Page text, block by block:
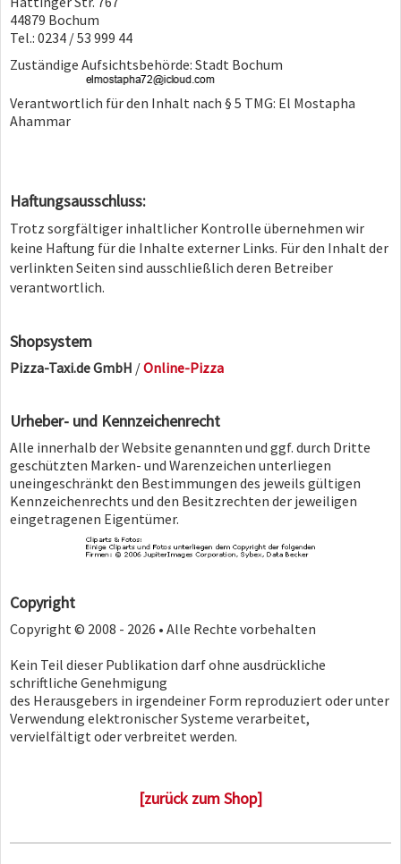
44879 Bochum
Tel.: 0234 / 53 999 44
Zuständige Aufsichtsbehörde: Stadt Bochum
Verantwortlich für den Inhalt nach § 5 TMG: El Mostapha
Ahammar
Haftungsausschluss:
Trotz sorgfältiger inhaltlicher Kontrolle übernehmen wir
keine Haftung für die Inhalte externer Links. Für den Inhalt der
verlinkten Seiten sind ausschließlich deren Betreiber
verantwortlich.
Shopsystem
Pizza-Taxi.de GmbH /Online-Pizza
Urheber- und Kennzeichenrecht
Alle innerhalb der Website genannten und ggf. durch Dritte
geschützten Marken- und Warenzeichen unterliegen
uneingeschränkt den Bestimmungen des jeweils gültigen
Kennzeichenrechts und den Besitzrechten der jeweiligen
eingetragenen Eigentümer.
Copyright
Copyright © 2008 - 2026 • Alle Rechte vorbehalten
Kein Teil dieser Publikation darf ohne ausdrückliche
schriftliche Genehmigung
des Herausgebers in irgendeiner Form reproduziert oder unter
Verwendung elektronischer Systeme verarbeitet,
vervielfältigt oder verbreitet werden.
[zurück zum Shop]